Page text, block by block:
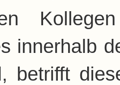
innerhalb
betrifft